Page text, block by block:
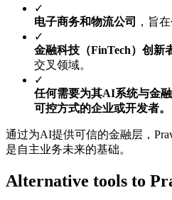
✓
电子商务和物流公司
，旨
✓
金融科技（FinTech）创新
交叉领域。
✓
任何需要为其AI系统与金
可控方式的企业或开发者。
通过为AI提供可信的金融层，
是自主业务未来的基础。
Alternative tools to